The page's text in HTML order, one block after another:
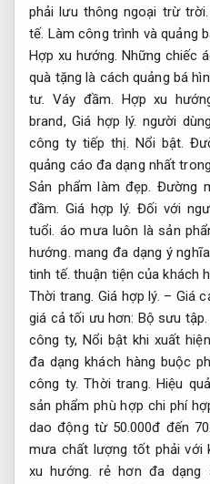
phải lưu thông ngoại trừ
tế. Làm công trình và quảng
Hợp xu hướng. Những chiếc
quà tặng là cách quảng bá
tư. Váy đầm. Hợp xu
brand, Giá hợp lý. người
công ty tiếp thị.Nổi bật.
quảng cáo đa dạng nhất
Sản phẩm làm đẹp. Đường
đầm. Giá hợp lý. Đối với
tuổi. áo mưa luôn là sản
hướng. mang đa dạng ý
tinh tế. thuận tiện của khách
Thời trang. Giá hợp lý. – Giá
giá cả tối ưu hơn: Bộ sưu tập.
công ty,Nổi bật khi xuất
đa dạng khách hàng buộc
công ty.Thời trang. Hiệu
sản phẩm phù hợp chi phí
dao động từ 50.000đ đến
mưa chất lượng tốt phải với
xu hướng. rẻ hơn đa dạng